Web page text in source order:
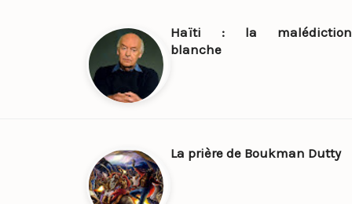
Haïti : la malédiction
blanche
La prière de Boukman Dutty